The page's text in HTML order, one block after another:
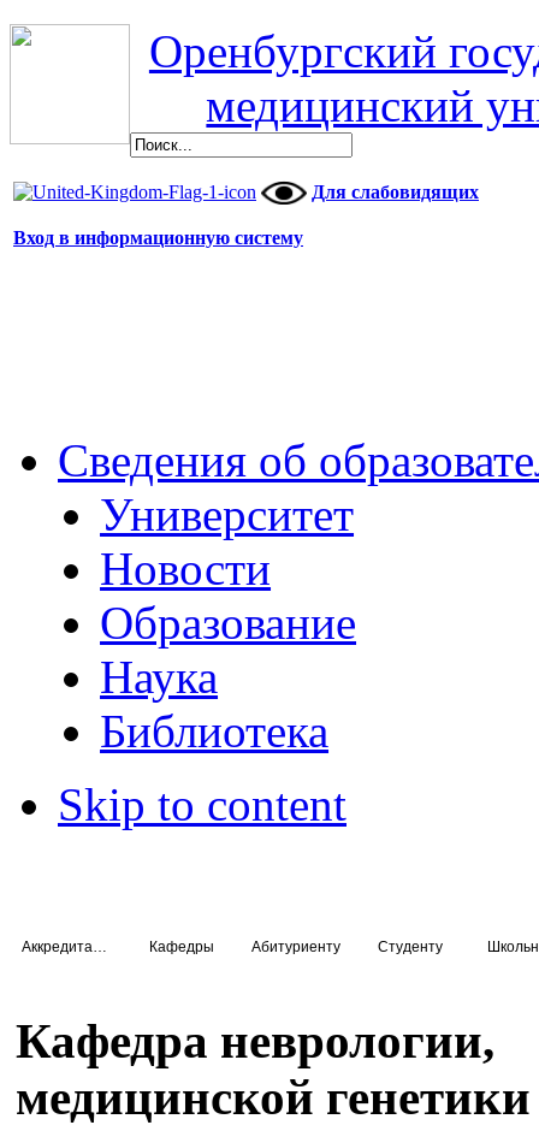
Оренбургский
медицинский
Для слабовидящих
Вход в информационную систему
Сведения об
Университет
Новости
Образование
Наука
Библиотека
Skip to content
Кафедры Абитуриенту Студенту
Кафедра неврологии,
медицинской генетики